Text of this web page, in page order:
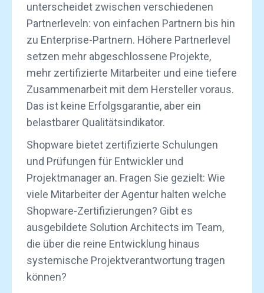
unterscheidet zwischen verschiedenen
Partnerleveln: von einfachen Partnern bis hin
zu Enterprise-Partnern. Höhere Partnerlevel
setzen mehr abgeschlossene Projekte,
mehr zertifizierte Mitarbeiter und eine tiefere
Zusammenarbeit mit dem Hersteller voraus.
Das ist keine Erfolgsgarantie, aber ein
belastbarer Qualitätsindikator.
Shopware bietet zertifizierte Schulungen
und Prüfungen für Entwickler und
Projektmanager an. Fragen Sie gezielt: Wie
viele Mitarbeiter der Agentur halten welche
Shopware-Zertifizierungen? Gibt es
ausgebildete Solution Architects im Team,
die über die reine Entwicklung hinaus
systemische Projektverantwortung tragen
können?